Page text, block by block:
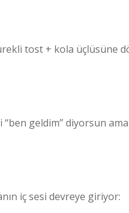
tost + kola üçlüsüne
“ben geldim” diyorsun
iç sesi devreye giriyor: